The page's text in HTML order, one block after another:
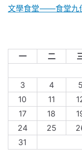
文學食堂——食堂九
一
二
3
4 5
10
11
17
18
24
25
31